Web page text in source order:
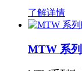
了解详情
MTW 系